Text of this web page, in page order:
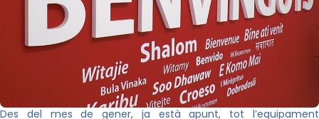
Des del mes de gener, ja està apunt, tot l’equipament